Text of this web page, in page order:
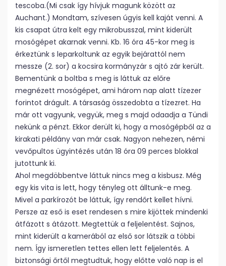
tescoba.(Mi csak így hívjuk magunk között az
Auchant.) Mondtam, szívesen úgyis kell kaját venni. A
kis csapat útra kelt egy mikrobusszal, mint kiderült
mosógépet akarnak venni. Kb. 16 óra 45-kor meg is
érkeztünk s leparkoltunk az egyik bejárattól nem
messze (2. sor) a kocsira kormányzár s ajtó zár került.
Bementünk a boltba s meg is láttuk az előre
megnézett mosógépet, ami három nap alatt tízezer
forintot drágult. A társaság összedobta a tízezret. Ha
már ott vagyunk, vegyük, meg s majd odaadja a Tündi
nekünk a pénzt. Ekkor derült ki, hogy a mosógépből az a
kirakati példány van már csak. Nagyon nehezen, némi
vevőpultos ügyintézés után 18 óra 09 perces blokkal
jutottunk ki.
Ahol megdöbbentve láttuk nincs meg a kisbusz. Még
egy kis vita is lett, hogy tényleg ott álltunk-e meg.
Mivel a parkírozót be láttuk, így rendőrt kellet hívni.
Persze az eső is eset rendesen s mire kijöttek mindenki
átfázott s átázott. Megtettük a feljelentést. Sajnos,
mint kiderült a kamerából az első sor látszik a többi
nem. Így ismeretlen tettes ellen lett feljelentés. A
biztonsági őrtől megtudtuk, hogy előtte való nap is el